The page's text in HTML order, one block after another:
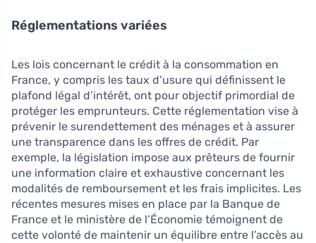
Réglementations variées
Les lois concernant le crédit à la consommation en
France, y compris les taux d’usure qui définissent le
plafond légal d’intérêt, ont pour objectif primordial de
protéger les emprunteurs. Cette réglementation vise à
prévenir le surendettement des ménages et à assurer
une transparence dans les offres de crédit. Par
exemple, la législation impose aux prêteurs de fournir
une information claire et exhaustive concernant les
modalités de remboursement et les frais implicites. Les
récentes mesures mises en place par la Banque de
France et le ministère de l’Économie témoignent de
cette volonté de maintenir un équilibre entre l’accès au